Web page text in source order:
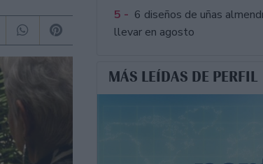
5 - 6 diseños de uñas
llevar en agosto
MÁS LEÍDAS DE PERFIL